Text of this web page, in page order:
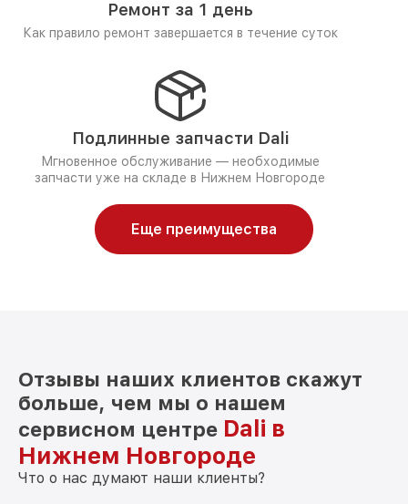
Ремонт за 1 день
Как правило ремонт завершается в течение суток
Подлинные запчасти Dali
Мгновенное обслуживание — необходимые
запчасти уже на складе в Нижнем Новгороде
Еще преимущества
Отзывы наших клиентов скажут
больше, чем мы о нашем
сервисном центре Dali в
Нижнем Новгороде
Что о нас думают наши клиенты?